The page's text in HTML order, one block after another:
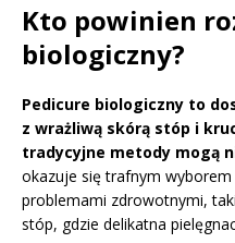
Kto powinien
biologiczny?
Pedicure biologiczny to
z wrażliwą skórą stóp i
tradycyjne metody mogą
okazuje się trafnym
problemami zdrowotnymi,
stóp, gdzie delikatna